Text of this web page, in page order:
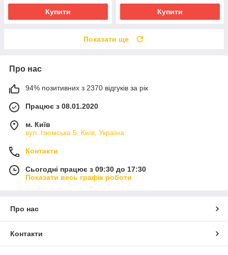
Купити Купити
Показати ще
Про нас
94% позитивних з 2370 відгуків за рік
Працює з 08.01.2020
м. Київ
вул. Ізюмська 5, Київ, Україна
Контакти
Сьогодні працює з 09:30 до 17:30
Показати весь графік роботи
Про нас
Контакти